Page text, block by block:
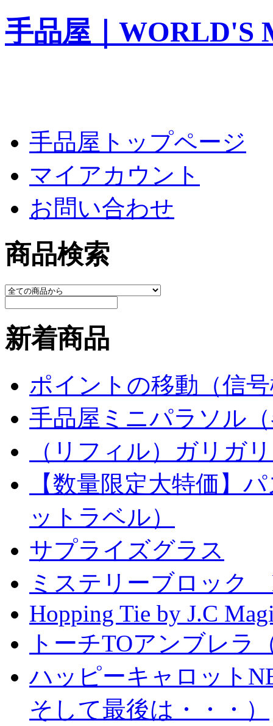
手品屋｜WORLD'S
手品屋トップページ
マイアカウント
お問い合わせ
商品検索
新着商品
ポイントの移動（信
手品屋ミニパラソル
（リフィル）ガリガ
【数量限定大特価】
ットラベル）
サプライズグラス
ミステリーブロック
Hopping Tie by J.C
トーチTOアンブレラ
ハッピーキャロット
そして最後は・・・）